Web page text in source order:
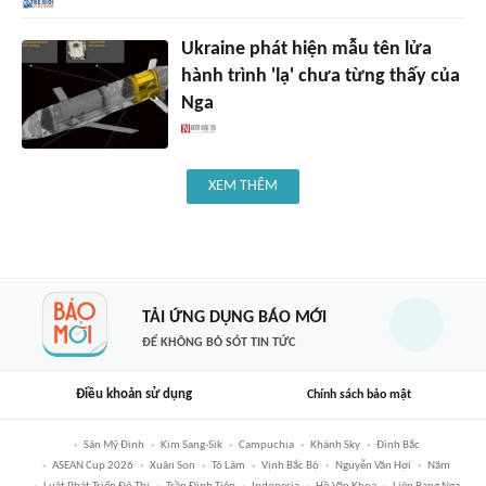
Ukraine phát hiện mẫu tên lửa
hành trình 'lạ' chưa từng thấy của
Nga
XEM THÊM
TẢI ỨNG DỤNG BÁO MỚI
ĐỂ KHÔNG BỎ SÓT TIN TỨC
Điều khoản sử dụng Chính sách bảo mật
Sân Mỹ Đình Kim Sang-Sik Campuchia Khánh Sky
Đình Bắc
ASEAN Cup 2026
Xuân Son Tô Lâm Vịnh Bắc Bộ Nguyễn Văn Hợi
Năm